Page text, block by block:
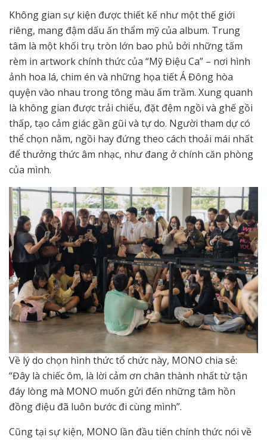
Không gian sự kiện được thiết kế như một thế giới
riêng, mang đậm dấu ấn thẩm mỹ của album. Trung
tâm là một khối trụ tròn lớn bao phủ bởi những tấm
rèm in artwork chính thức của “Mỹ Điệu Ca” – nơi hình
ảnh hoa lá, chim én và những họa tiết Á Đông hòa
quyện vào nhau trong tông màu ấm trầm. Xung quanh
là không gian được trải chiếu, đặt đệm ngồi và ghế gồi
thấp, tạo cảm giác gần gũi và tự do. Người tham dự có
thể chọn nằm, ngồi hay đứng theo cách thoải mái nhất
để thưởng thức âm nhạc, như đang ở chính căn phòng
của mình.
Về lý do chọn hình thức tổ chức này, MONO chia sẻ:
“Đây là chiếc ôm, là lời cảm ơn chân thành nhất từ tận
đáy lòng mà MONO muốn gửi đến những tâm hồn
đồng điệu đã luôn bước đi cùng mình”.
Cũng tại sự kiện, MONO lần đầu tiên chính thức nói về